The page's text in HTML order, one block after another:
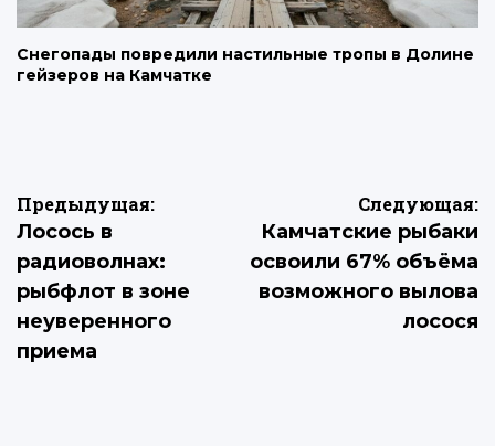
Снегопады повредили настильные тропы в Долине
гейзеров на Камчатке
Навигация
по
записям
Предыдущая:
Лосось в
радиоволнах:
рыбфлот в зоне
неуверенного
приема
Следующая:
Камчатские рыбаки
освоили 67% объёма
возможного вылова
лосося